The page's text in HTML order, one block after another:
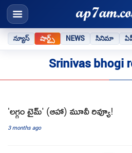
న్యూస్ షార్ట్స్ NEWS సినిమా
Srinivas bhogi
'లగ్గం టైమ్' (ఆహా) మూవీ రివ్యూ!
3 months ago